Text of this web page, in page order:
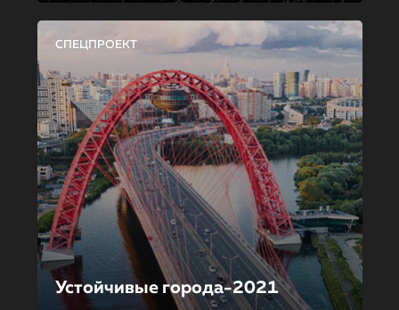
СПЕЦПРОЕКТ
Устойчивые города-2021